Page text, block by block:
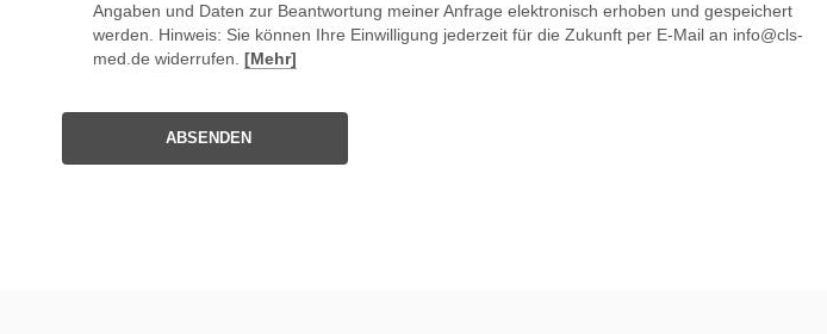
Angaben und Daten zur Beantwortung meiner Anfrage elektronisch erhoben und gespeichert
werden. Hinweis: Sie können Ihre Einwilligung jederzeit für die Zukunft per E-Mail an info@cls-
med.de widerrufen. [Mehr]
ABSENDEN